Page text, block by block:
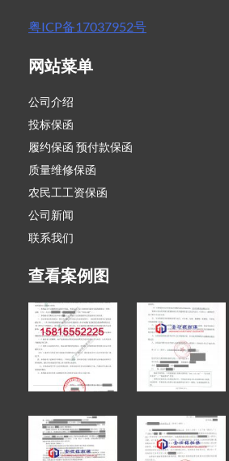
粤ICP备17037952号
网站菜单
公司介绍
投标保函
履约保函 预付款保函
质量维修保函
农民工工资保函
公司新闻
联系我们
查看案例图